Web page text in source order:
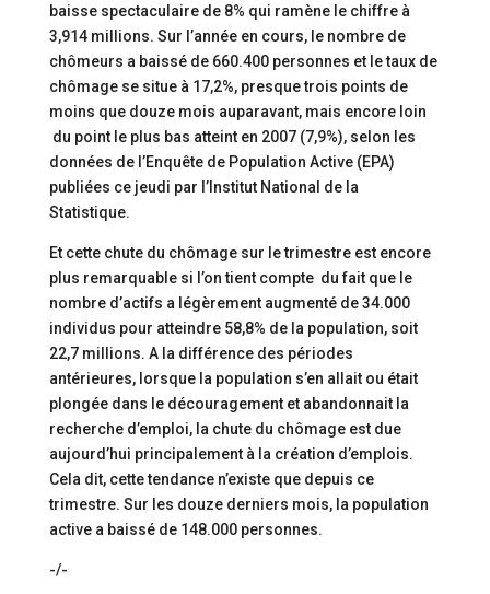
baisse spectaculaire de 8% qui ramène le chiffre à
3,914 millions. Sur l’année en cours, le nombre de
chômeurs a baissé de 660.400 personnes et le taux de
chômage se situe à 17,2%, presque trois points de
moins que douze mois auparavant, mais encore loin
du point le plus bas atteint en 2007 (7,9%), selon les
données de l’Enquête de Population Active (EPA)
publiées ce jeudi par l’Institut National de la
Statistique.
Et cette chute du chômage sur le trimestre est encore
plus remarquable si l’on tient compte du fait que le
nombre d’actifs a légèrement augmenté de 34.000
individus pour atteindre 58,8% de la population, soit
22,7 millions. A la différence des périodes
antérieures, lorsque la population s’en allait ou était
plongée dans le découragement et abandonnait la
recherche d’emploi, la chute du chômage est due
aujourd’hui principalement à la création d’emplois.
Cela dit, cette tendance n’existe que depuis ce
trimestre. Sur les douze derniers mois, la population
active a baissé de 148.000 personnes.
-/-